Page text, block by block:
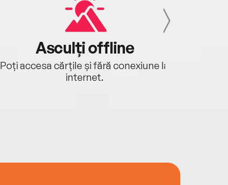
Asculți offline
Poți accesa cărțile și fără conexiune la
internet.